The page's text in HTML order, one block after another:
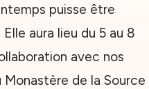
puisse être
aura lieu du 5 au 8
avec nos
Monastère de la Source